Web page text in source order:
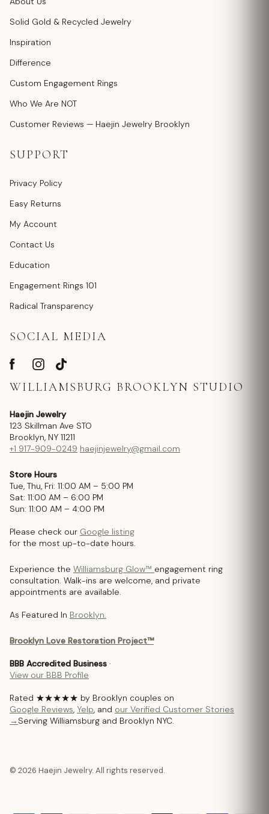
Solid Gold & Recycled Jewelry
Inspiration
Difference
Custom Engagement Rings
Who We Are NOT
Customer Reviews — Haejin Jewelry Brooklyn
SUPPORT
Privacy Policy
Easy Returns
My Account
Contact Us
Education
Engagement Rings 101
Radical Transparency
SOCIAL MEDIA
WILLIAMSBURG BROOKLYN STUDIO
Haejin Jewelry
123 Skillman Ave STO
Brooklyn, NY 11211
+1 917-909-0249 haejinjewelry@gmail.com
Store Hours
Tue, Thu, Fri: 11:00 AM – 5:00 PM
Sat: 11:00 AM – 6:00 PM
Sun: 11:00 AM – 4:00 PM
Please check our Google listing
for the most up-to-date hours.
Experience the Williamsburg Glow™ engagement ring
consultation. Walk-ins are welcome, and private
appointments are available.
As Featured In Brooklyn.
Brooklyn Love Restoration Project™
BBB Accredited Business ·
View our BBB Profile
Rated ★★★★★ by Brooklyn couples on
Google Reviews, Yelp, and our Verified Customer Stories
→ Serving Williamsburg and Brooklyn NYC.
© 2026 Haejin Jewelry. All rights reserved.